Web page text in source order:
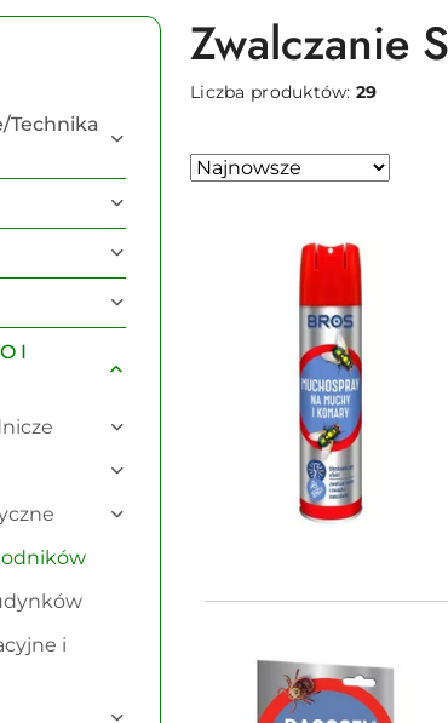
Technika
I
i
Zwalczanie
Liczba produktów:29
Zastosowano
Sortuj